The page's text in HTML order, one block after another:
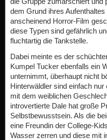
dem Grund ihres
anscheinend Horror-Film
diese Typen sind gefährlich
fluchtartig die Tankstelle.
Dabei meinte es der
Kumpel Tucker ebenfalls ein
unternimmt, überhaupt nicht
Hinterwäldler sind einfach
mit dem weiblichen
introvertierte Dale hat große
Selbstbewusstsein. Als die
eine Freundin der College-
Wasser zerren und diese mit